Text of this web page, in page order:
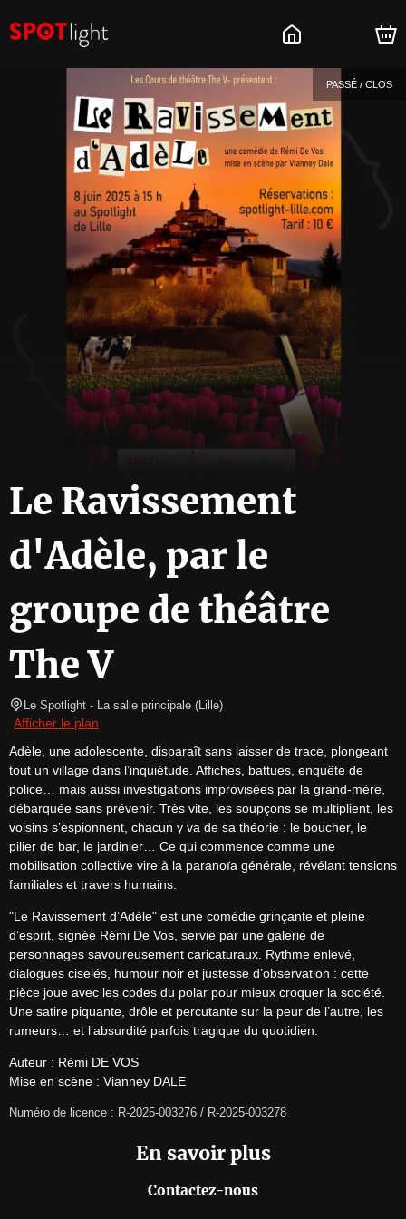
PASSÉ / CLOS
Le Ravissement
d'Adèle, par le
groupe de théâtre
The V
Le Spotlight - La salle principale (Lille)
Afficher le plan
Adèle, une adolescente, disparaît sans laisser de trace, plongeant
tout un village dans l’inquiétude. Affiches, battues, enquête de
police… mais aussi investigations improvisées par la grand-mère,
débarquée sans prévenir. Très vite, les soupçons se multiplient, les
voisins s’espionnent, chacun y va de sa théorie : le boucher, le
pilier de bar, le jardinier… Ce qui commence comme une
mobilisation collective vire à la paranoïa générale, révélant tensions
familiales et travers humains.
"Le Ravissement d’Adèle" est une comédie grinçante et pleine
d’esprit, signée Rémi De Vos, servie par une galerie de
personnages savoureusement caricaturaux. Rythme enlevé,
dialogues ciselés, humour noir et justesse d’observation : cette
pièce joue avec les codes du polar pour mieux croquer la société.
Une satire piquante, drôle et percutante sur la peur de l’autre, les
rumeurs… et l’absurdité parfois tragique du quotidien.
Auteur : Rémi DE VOS
Mise en scène : Vianney DALE
Numéro de licence : R-2025-003276 / R-2025-003278
En savoir plus
Contactez-nous